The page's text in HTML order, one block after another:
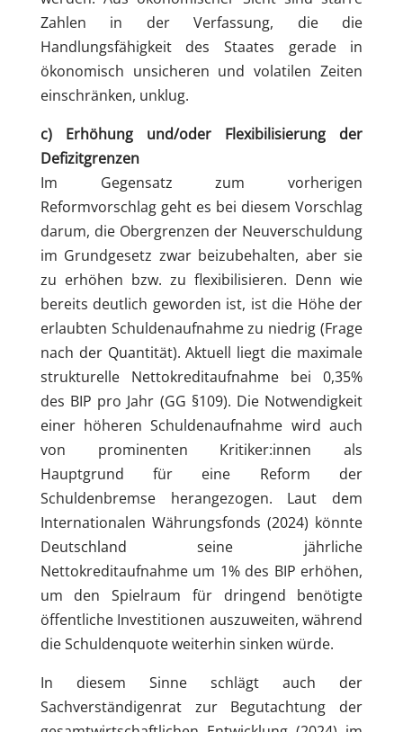
Zahlen in der Verfassung, die die
Handlungsfähigkeit des Staates gerade in
ökonomisch unsicheren und volatilen Zeiten
einschränken, unklug.
c) Erhöhung und/oder Flexibilisierung der
Defizitgrenzen
Im Gegensatz zum vorherigen
Reformvorschlag geht es bei diesem Vorschlag
darum, die Obergrenzen der Neuverschuldung
im Grundgesetz zwar beizubehalten, aber sie
zu erhöhen bzw. zu flexibilisieren. Denn wie
bereits deutlich geworden ist, ist die Höhe der
erlaubten Schuldenaufnahme zu niedrig (Frage
nach der Quantität). Aktuell liegt die maximale
strukturelle Nettokreditaufnahme bei 0,35%
des BIP pro Jahr (GG §109). Die Notwendigkeit
einer höheren Schuldenaufnahme wird auch
von prominenten Kritiker:innen als
Hauptgrund für eine Reform der
Schuldenbremse herangezogen. Laut dem
Internationalen Währungsfonds (2024) könnte
Deutschland seine jährliche
Nettokreditaufnahme um 1% des BIP erhöhen,
um den Spielraum für dringend benötigte
öffentliche Investitionen auszuweiten, während
die Schuldenquote weiterhin sinken würde.
In diesem Sinne schlägt auch der
Sachverständigenrat zur Begutachtung der